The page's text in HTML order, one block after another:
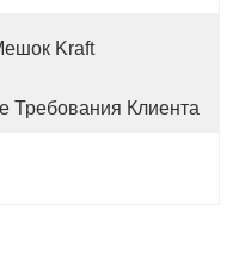
Kraft
Требования Клиента